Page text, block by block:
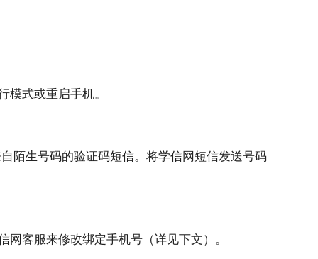
式或重启手机。
陌生号码的验证码短信。将学信网短信发送号码
客服来修改绑定手机号（详见下文）。